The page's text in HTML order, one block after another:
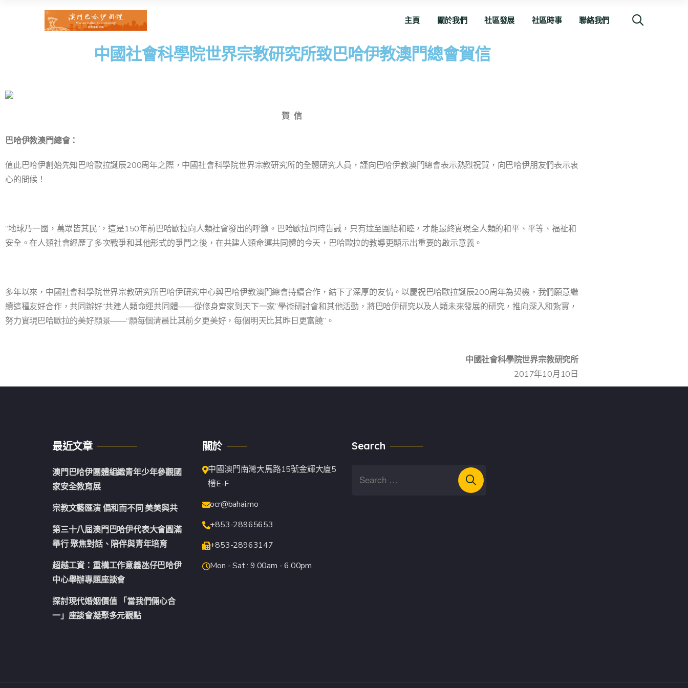
主頁 關於我們 社區發展 社區時事 聯絡我們
中國社會科學院世界宗教研究所致巴哈伊教澳門總會賀信
賀 信
巴哈伊教澳門總會：
值此巴哈伊創始先知巴哈歐拉誕辰200周年之際，中國社會科學院世界宗教研究所的全體研究人員，謹向巴哈伊教澳門總會表示熱烈祝賀，向巴哈伊朋友們表示衷
心的問候！
“地球乃一國，萬眾皆其民”，這是150年前巴哈歐拉向人類社會發出的呼籲。巴哈歐拉同時告誡，只有達至團結和睦，才能最終實現全人類的和平、平等、福祉和
安全。在人類社會經歷了多次戰爭和其他形式的爭鬥之後，在共建人類命運共同體的今天，巴哈歐拉的教導更顯示出重要的啟示意義。
多年以來，中國社會科學院世界宗教研究所巴哈伊研究中心與巴哈伊教澳門總會持續合作，結下了深厚的友情。以慶祝巴哈歐拉誕辰200周年為契機，我們願意繼
續這種友好合作，共同辦好“共建人類命運共同體——從修身齊家到天下一家”學術研討會和其他活動，將巴哈伊研究以及人類未來發展的研究，推向深入和紮實，
努力實現巴哈歐拉的美好願景——“願每個清晨比其前夕更美好，每個明天比其昨日更富饒”。
中國社會科學院世界宗教研究所
2017年10月10日
最近文章
澳門巴哈伊團體組織青年少年參觀國
家安全教育展
宗教文藝匯演 倡和而不同 美美與共
第三十八屆澳門巴哈伊代表大會圓滿
舉行 聚焦對話、陪伴與青年培育
超越工資：重構工作意義氹仔巴哈伊
中心舉辦專題座談會
探討現代婚姻價值 「當我們倆心合
一」座談會凝聚多元觀點
關於
中國澳門南灣大馬路15號金輝大廈5
樓E-F
ocr@bahai.mo
+853-28965653
+853-28963147
Mon - Sat : 9.00am - 6.00pm
Search